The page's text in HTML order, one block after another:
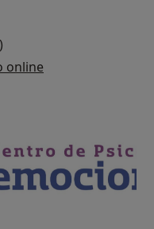
online